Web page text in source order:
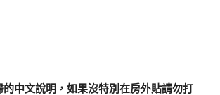
的中文說明，如果沒特別在房外貼請勿打